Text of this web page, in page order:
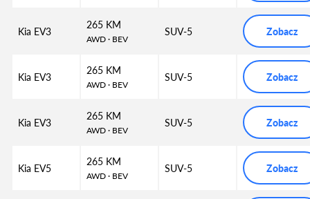
Kia EV3 265 KM
AWD· BEV
SUV-5 Zobacz
Kia EV3 265 KM
AWD· BEV
SUV-5 Zobacz
Kia EV3 265 KM
AWD· BEV
SUV-5 Zobacz
Kia EV5 265 KM
AWD· BEV
SUV-5 Zobacz